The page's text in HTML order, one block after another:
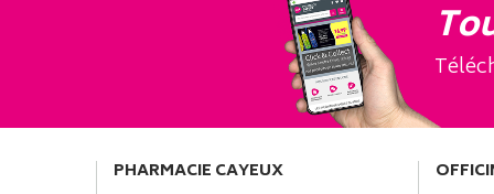
PHARMACIE CAYEUX